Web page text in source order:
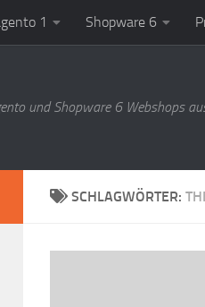
1 Shopware 6
und Shopware 6 Webshops
SCHLAGWÖRTER: